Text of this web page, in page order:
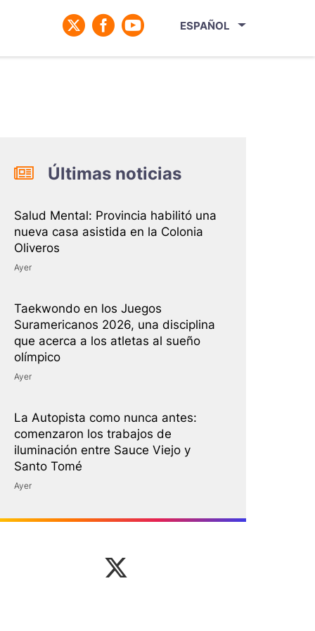
ESPAÑOL
Últimas noticias
Salud Mental: Provincia habilitó una
nueva casa asistida en la Colonia
Oliveros
Ayer
Taekwondo en los Juegos
Suramericanos 2026, una disciplina
que acerca a los atletas al sueño
olímpico
Ayer
La Autopista como nunca antes:
comenzaron los trabajos de
iluminación entre Sauce Viejo y
Santo Tomé
Ayer